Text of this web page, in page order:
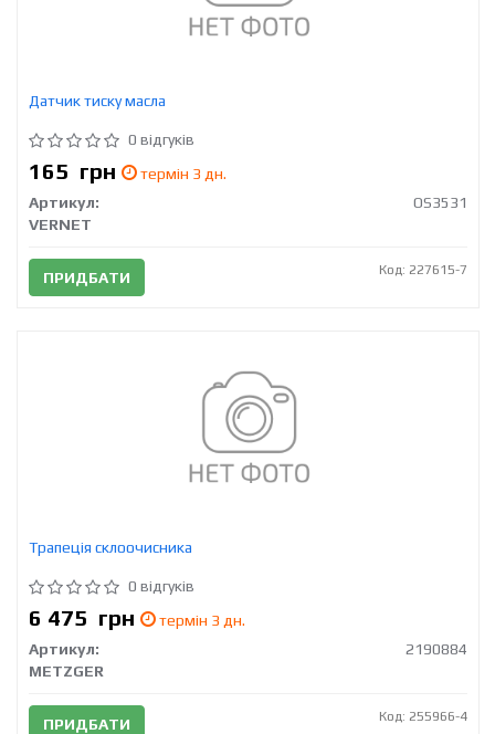
Датчик тиску масла
0 відгуків
165 грн
термін 3 дн.
Артикул:
OS3531
VERNET
ПРИДБАТИ Код: 227615-7
Трапеція склоочисника
0 відгуків
6 475 грн
термін 3 дн.
Артикул:
2190884
METZGER
ПРИДБАТИ Код: 255966-4